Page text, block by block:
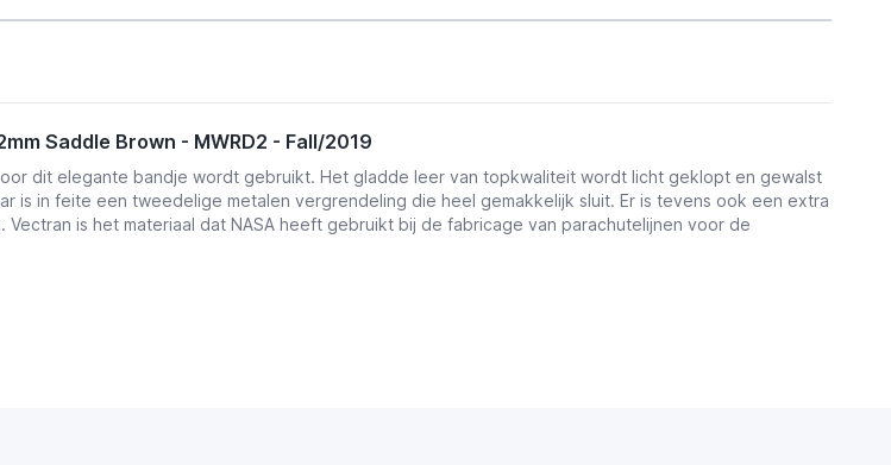
Saddle Brown - MWRD2 - Fall/2019
dit elegante bandje wordt gebruikt. Het gladde leer van topkwaliteit wordt licht geklopt en gewalst
is in feite een tweedelige metalen vergrendeling die heel gemakkelijk sluit. Er is tevens ook een extra
is het materiaal dat NASA heeft gebruikt bij de fabricage van parachutelijnen voor de